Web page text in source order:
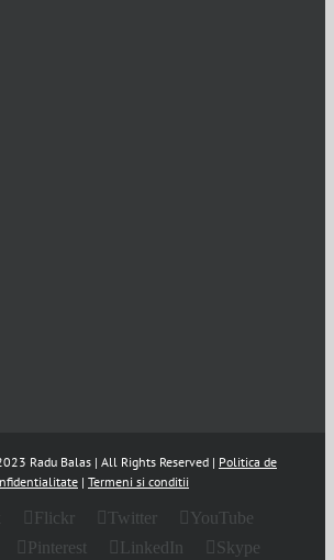
Radu Balas | All Rights Reserved | Politica de
| Termeni si conditii
Flickr Twitter
YouTube
Pinterest LinkedIn Skype